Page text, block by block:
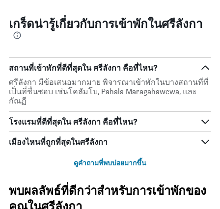
เกร็ดน่ารู้เกี่ยวกับการเข้าพักในศรีลังกา
สถานที่เข้าพักที่ดีที่สุดใน ศรีลังกา คือที่ไหน?
ศรีลังกา มีข้อเสนอมากมาย พิจารณาเข้าพักในบางสถานที่ที่
เป็นที่ชื่นชอบ เช่นโคลัมโบ, Pahala Maragahawewa, และ
กัณฏี
โรงแรมที่ดีที่สุดใน ศรีลังกา คือที่ไหน?
เมืองไหนที่ถูกที่สุดในศรีลังกา
ดูคำถามที่พบบ่อยมากขึ้น
พบผลลัพธ์ที่ดีกว่าสำหรับการเข้าพักของ